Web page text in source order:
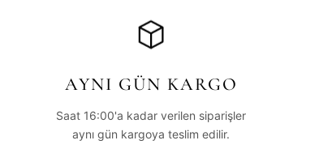
AYNI GÜN KARGO
Saat 16:00'a kadar verilen siparişler
aynı gün kargoya teslim edilir.